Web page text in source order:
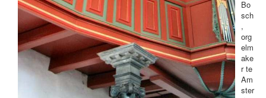
Bo
sch
,
org
elm
ake
r te
Am
ster